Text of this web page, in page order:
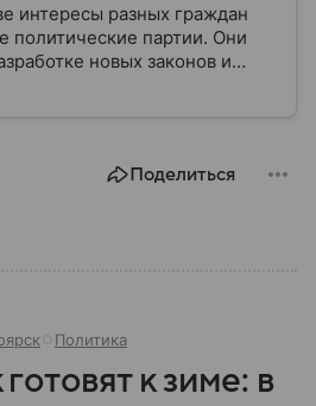
интересы разных граждан
политические партии. Они
новых законов и
Некоторые из них
«Единая Россия» стала
Поделиться
Политика
к зиме: в